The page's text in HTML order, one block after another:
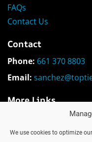
We use cookies to optimize
FAQs
Contact Us
Contact
Phone: 661 370 8803
Email:
More Links
Privacy Policy